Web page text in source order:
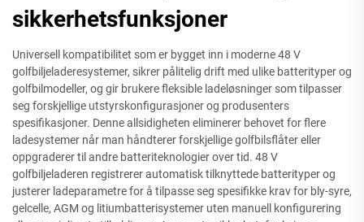
sikkerhetsfunksjoner
Universell kompatibilitet som er bygget inn i moderne 48 V
golfbiljeladeresystemer, sikrer pålitelig drift med ulike batterityper og
golfbilmodeller, og gir brukere fleksible ladeløsninger som tilpasser
seg forskjellige utstyrskonfigurasjoner og produsenters
spesifikasjoner. Denne allsidigheten eliminerer behovet for flere
ladesystemer når man håndterer forskjellige golfbilsflåter eller
oppgraderer til andre batteriteknologier over tid. 48 V
golfbiljeladeren registrerer automatisk tilknyttede batterityper og
justerer ladeparametre for å tilpasse seg spesifikke krav for bly-syre,
gelcelle, AGM og litiumbatterisystemer uten manuell konfigurering